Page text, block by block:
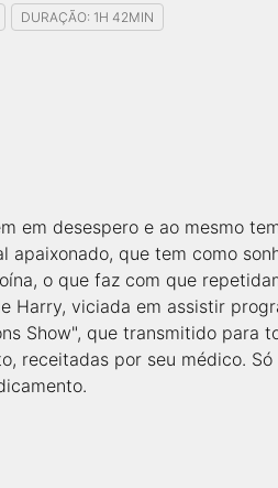
DURAÇÃO: 1H 42MIN
em desespero e ao mesmo
que tem como
o que faz com que
Harry, viciada em assistir
Show", que transmitido para
receitadas por seu médico. Só